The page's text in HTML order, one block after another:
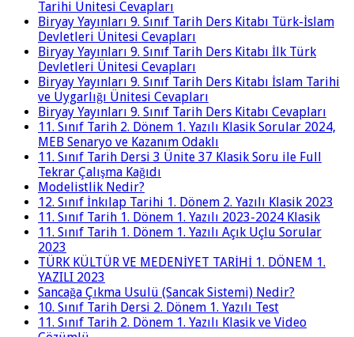
Tarihi Ünitesi Cevapları
Biryay Yayınları 9. Sınıf Tarih Ders Kitabı Türk-İslam
Devletleri Ünitesi Cevapları
Biryay Yayınları 9. Sınıf Tarih Ders Kitabı İlk Türk
Devletleri Ünitesi Cevapları
Biryay Yayınları 9. Sınıf Tarih Ders Kitabı İslam Tarihi
ve Uygarlığı Ünitesi Cevapları
Biryay Yayınları 9. Sınıf Tarih Ders Kitabı Cevapları
11. Sınıf Tarih 2. Dönem 1. Yazılı Klasik Sorular 2024,
MEB Senaryo ve Kazanım Odaklı
11. Sınıf Tarih Dersi 3 Ünite 37 Klasik Soru ile Full
Tekrar Çalışma Kağıdı
Modelistlik Nedir?
12. Sınıf İnkılap Tarihi 1. Dönem 2. Yazılı Klasik 2023
11. Sınıf Tarih 1. Dönem 1. Yazılı 2023-2024 Klasik
11. Sınıf Tarih 1. Dönem 1. Yazılı Açık Uçlu Sorular
2023
TÜRK KÜLTÜR VE MEDENİYET TARİHİ 1. DÖNEM 1.
YAZILI 2023
Sancağa Çıkma Usulü (Sancak Sistemi) Nedir?
10. Sınıf Tarih Dersi 2. Dönem 1. Yazılı Test
11. Sınıf Tarih 2. Dönem 1. Yazılı Klasik ve Video